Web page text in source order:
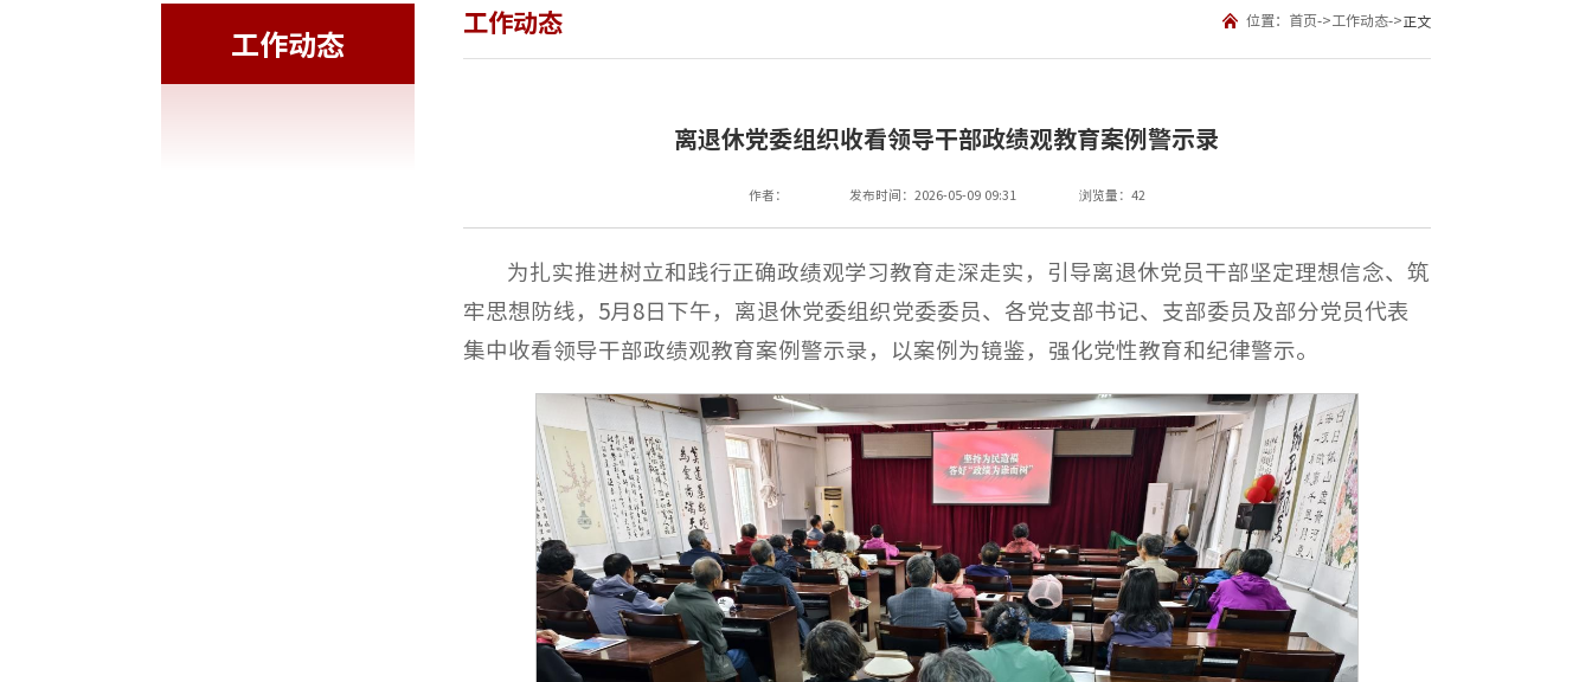
工作动态
工作动态 位置： 首页->工作动态->正文
离退休党委组织收看领导干部政绩观教育案例警示录
作者： 发布时间：2026-05-09 09:31 浏览量： 42
为扎实推进树立和践行正确政绩观学习教育走深走实，引导离退休党员干部坚定理想信念、筑
牢思想防线，5月8日下午，离退休党委组织党委委员、各党支部书记、支部委员及部分党员代表
集中收看领导干部政绩观教育案例警示录，以案例为镜鉴，强化党性教育和纪律警示。